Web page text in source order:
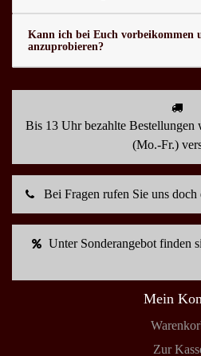
Kann ich bei Euch vorbeikommen
anzuprobieren?
Bis 13 Uhr bezahlte Bestellungen
(Mo.-Fr.)
Bei Fragen rufen Sie uns
Unter Sonderangebot finden
Mein
Zur